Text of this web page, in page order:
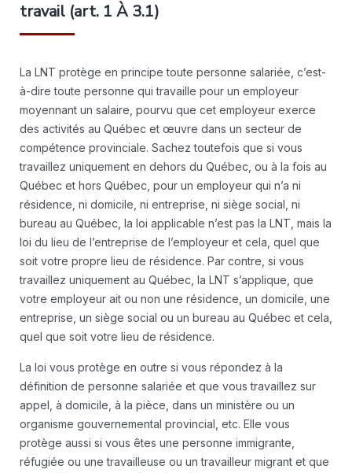
travail (art. 1 À 3.1)
La LNT protège en principe toute personne salariée, c’est-
à-dire toute personne qui travaille pour un employeur
moyennant un salaire, pourvu que cet employeur exerce
des activités au Québec et œuvre dans un secteur de
compétence provinciale. Sachez toutefois que si vous
travaillez uniquement en dehors du Québec, ou à la fois au
Québec et hors Québec, pour un employeur qui n’a ni
résidence, ni domicile, ni entreprise, ni siège social, ni
bureau au Québec, la loi applicable n’est pas la LNT, mais la
loi du lieu de l’entreprise de l’employeur et cela, quel que
soit votre propre lieu de résidence. Par contre, si vous
travaillez uniquement au Québec, la LNT s’applique, que
votre employeur ait ou non une résidence, un domicile, une
entreprise, un siège social ou un bureau au Québec et cela,
quel que soit votre lieu de résidence.
La loi vous protège en outre si vous répondez à la
définition de personne salariée et que vous travaillez sur
appel, à domicile, à la pièce, dans un ministère ou un
organisme gouvernemental provincial, etc. Elle vous
protège aussi si vous êtes une personne immigrante,
réfugiée ou une travailleuse ou un travailleur migrant et que